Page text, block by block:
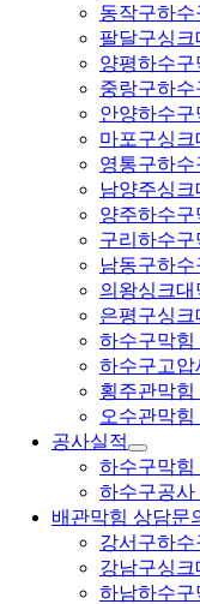
동작구하
팔달구싱
양평하수
중랑구하
안양하수
마포구싱
영통구하
남양주싱크
양주하수
구리하수
남동구하
의왕싱크
은평구싱
하수구막힘
하수구고압
횡주관막
오수관막
공사실적
하수구막힘
하수구공사
배관막힘 상담문
강서구하
강남구싱
하남하수구